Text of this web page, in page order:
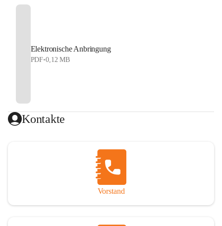
Elektronische Anbringung
PDF•0,12 MB
Kontakte
Vorstand